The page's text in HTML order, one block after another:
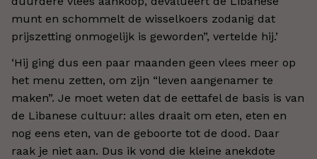
munt en schommelt de wisselkoers zodanig dat
prijszetting onmogelijk is geworden”, vertelde hij.’
‘Hij ging dus een paar maanden geen vlees meer op
het menu zetten, om zijn “leven aangenamer te
maken”. Je moet weten dat de eettafel de basis is van
de Libanese cultuur: alles draait om eten, eten en
nog eens eten, van de geboorte tot de dood. Daar
raak je niet aan. Dus ik vond die kleine anekdote